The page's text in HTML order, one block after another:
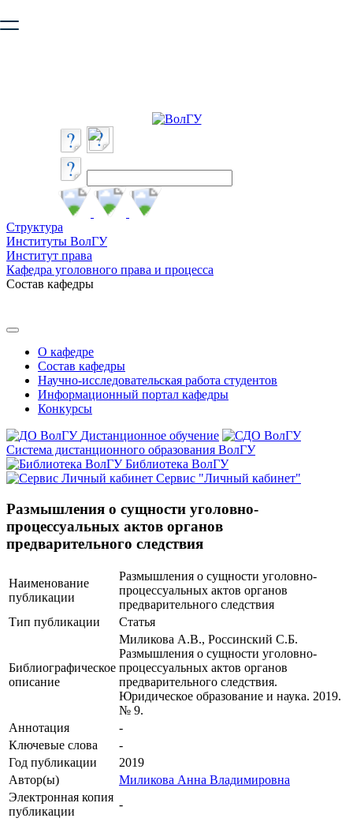
безопасную работу с сайтом. Пожалуйста
Структура
Институты ВолГУ
Институт права
Кафедра уголовного права и процесса
Состав кафедры
О кафедре
Состав кафедры
Научно-исследовательская работа студентов
Информационный портал кафедры
Конкурсы
Дистанционное обучение
Система дистанционного образования ВолГУ
Библиотека ВолГУ
Сервис "Личный кабинет"
Размышления о сущности уголовно-
процессуальных актов органов
предварительного следствия
Наименование
публикации
Размышления о сущности уголовно-
процессуальных актов органов
предварительного следствия
Тип публикации
Статья
Библиографическое
описание
Миликова А.В., Россинский С.Б.
Размышления о сущности уголовно-
процессуальных актов органов
предварительного следствия.
Юридическое образование и наука. 2019.
№ 9.
Аннотация
-
Ключевые cлова
-
Год публикации
2019
Автор(ы)
Миликова Анна Владимировна
Электронная копия
публикации
-